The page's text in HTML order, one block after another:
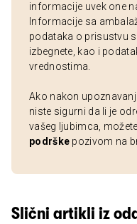
informacije uvek one
Informacije sa
podataka o prisustvu
izbegnete, kao i
vrednostima.
Ako nakon
niste sigurni da li je
vašeg ljubimca,
podrške pozivom na
Slični artikli iz